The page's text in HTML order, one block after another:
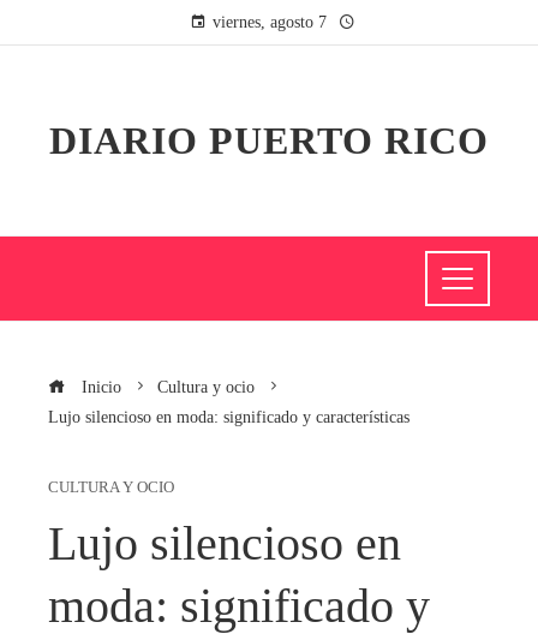
viernes, agosto 7
DIARIO PUERTO RICO
Inicio
Cultura y ocio
Lujo silencioso en moda: significado y características
CULTURA Y OCIO
Lujo silencioso en
moda: significado y